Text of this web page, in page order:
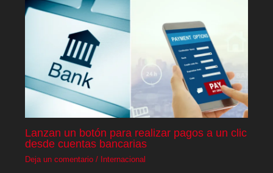
Lanzan un botón para realizar pagos a un clic
desde cuentas bancarias
Deja un comentario / Internacional